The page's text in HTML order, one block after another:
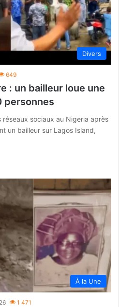
Divers
649
: un bailleur loue une
personnes
sociaux au Nigeria après
un bailleur sur Lagos Island,
À la Une
1 471